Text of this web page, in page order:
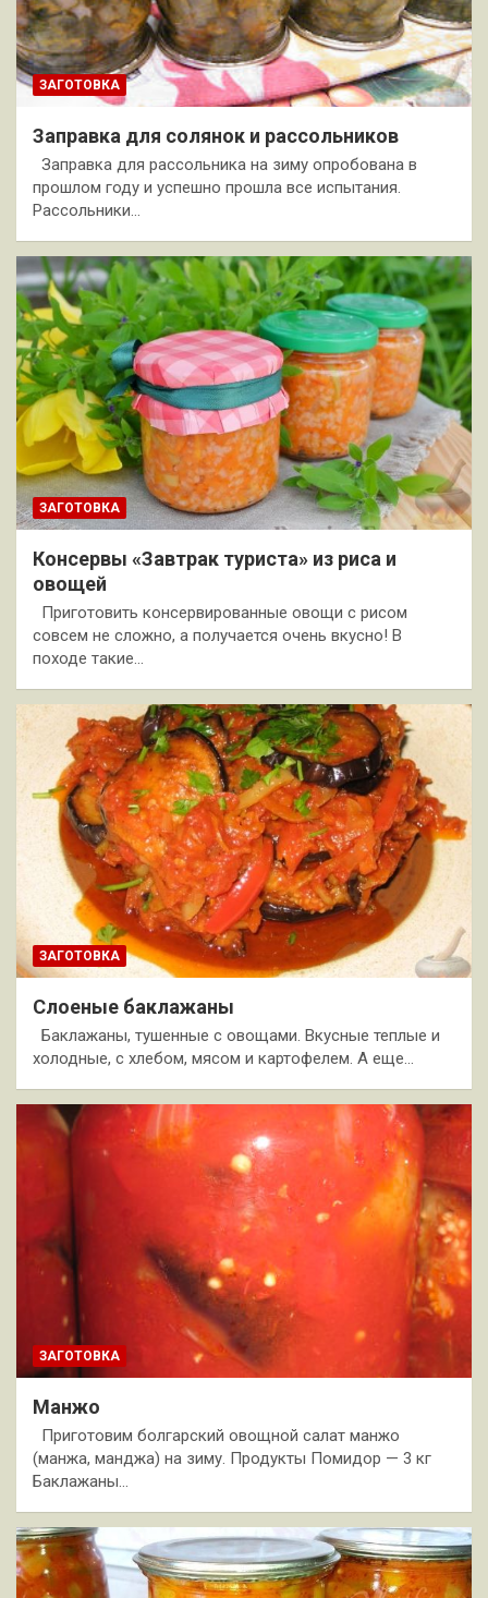
ЗАГОТОВКА
Заправка для солянок и рассольников
Заправка для рассольника на зиму опробована в
прошлом году и успешно прошла все испытания.
Рассольники…
ЗАГОТОВКА
Консервы «Завтрак туриста» из риса и
овощей
Приготовить консервированные овощи с рисом
совсем не сложно, а получается очень вкусно! В
походе такие…
ЗАГОТОВКА
Слоеные баклажаны
Баклажаны, тушенные с овощами. Вкусные теплые и
холодные, с хлебом, мясом и картофелем. А еще…
ЗАГОТОВКА
Манжо
Приготовим болгарский овощной салат манжо
(манжа, манджа) на зиму. Продукты Помидор — 3 кг
Баклажаны…